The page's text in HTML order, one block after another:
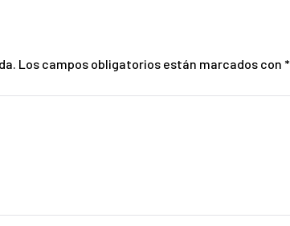
Los campos obligatorios están marcados con *